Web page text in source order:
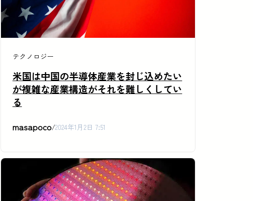
テクノロジー
米国は中国の半導体産業を封じ込めたい
が複雑な産業構造がそれを難しくしてい
る
masapoco/2024年1月2日 7:51